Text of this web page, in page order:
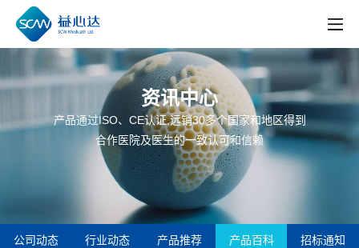
资讯中心
产品通过ISO、CE认证,远销30多个国家和地区得到
合作医院及医生的一致认可和信赖
公司动态 行业动态 产品推荐 产品百科 招标通知